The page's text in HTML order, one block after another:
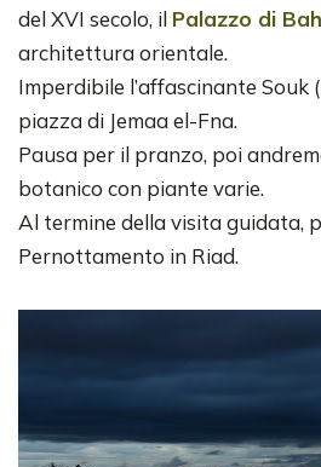
del XVI secolo, il Palazzo di
architettura orientale.
Imperdibile l’affascinante
piazza di Jemaa el-Fna.
Pausa per il pranzo, poi
botanico con piante varie.
Al termine della visita guidata,
Pernottamento in Riad.